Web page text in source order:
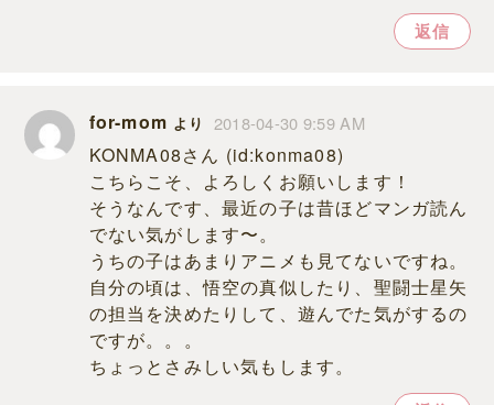
返信
for-mom より 2018-04-30 9:59 AM
KONMA08さん (id:konma08)
こちらこそ、よろしくお願いします！
そうなんです、最近の子は昔ほどマンガ読ん
でない気がします〜。
うちの子はあまりアニメも見てないですね。
自分の頃は、悟空の真似したり、聖闘士星矢
の担当を決めたりして、遊んでた気がするの
ですが。。。
ちょっとさみしい気もします。